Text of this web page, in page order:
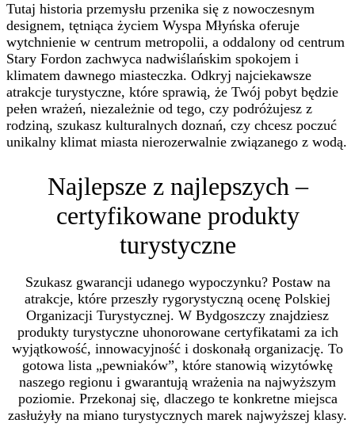
Tutaj historia przemysłu przenika się z nowoczesnym
designem, tętniąca życiem Wyspa Młyńska oferuje
wytchnienie w centrum metropolii, a oddalony od centrum
Stary Fordon zachwyca nadwiślańskim spokojem i
klimatem dawnego miasteczka. Odkryj najciekawsze
atrakcje turystyczne, które sprawią, że Twój pobyt będzie
pełen wrażeń, niezależnie od tego, czy podróżujesz z
rodziną, szukasz kulturalnych doznań, czy chcesz poczuć
unikalny klimat miasta nierozerwalnie związanego z wodą.
Najlepsze z najlepszych –
certyfikowane produkty
turystyczne
Szukasz gwarancji udanego wypoczynku? Postaw na
atrakcje, które przeszły rygorystyczną ocenę Polskiej
Organizacji Turystycznej. W Bydgoszczy znajdziesz
produkty turystyczne uhonorowane certyfikatami za ich
wyjątkowość, innowacyjność i doskonałą organizację. To
gotowa lista „pewniaków”, które stanowią wizytówkę
naszego regionu i gwarantują wrażenia na najwyższym
poziomie. Przekonaj się, dlaczego te konkretne miejsca
zasłużyły na miano turystycznych marek najwyższej klasy.